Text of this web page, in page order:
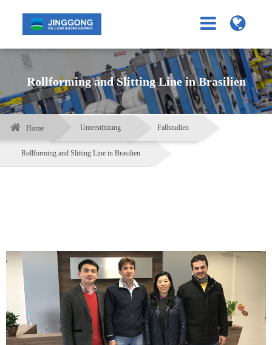
Rollforming and Slitting Line in Brasilien
Home Unterstützung Fallstudien
Rollforming and Slitting Line in Brasilien